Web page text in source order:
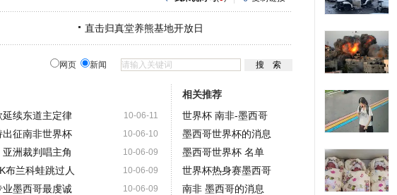
直击归真堂养熊基地开放日
网页 新闻
10-06-11
续东道主定律
10-06-10
征南非世界杯
10-06-09
洲裁判唱主角
10-06-09
布兰科蛙跳过人
10-06-09
墨西哥最虔诚
相关推荐
世界杯 南非-墨西哥
墨西哥世界杯的消息
墨西哥世界杯 名单
世界杯热身赛墨西哥
南非 墨西哥的消息